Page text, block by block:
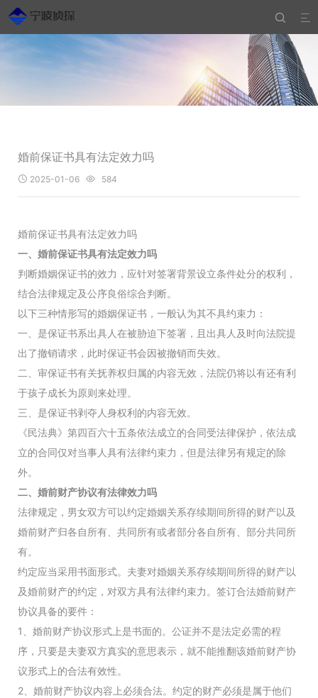


婚前保证书具有法定效力吗
 2025-01-06  584
婚前保证书具有法定效力吗
一、婚前保证书具有法定效力吗
判断婚姻保证书的效力，应针对签署背景设立条件处分的权利，
结合法律规定及公序良俗综合判断。
以下三种情形写的婚姻保证书，一般认为其不具约束力：
一、是保证书系出具人在被胁迫下签署，且出具人及时向法院提
出了撤销请求，此时保证书会因被撤销而失效。
二、审保证书有关抚养权归属的内容无效，法院仍将以有还有利
于孩子成长为原则来处理。
三、是保证书剥夺人身权利的内容无效。
《民法典》第四百六十五条依法成立的合同受法律保护，依法成
立的合同仅对当事人具有法律约束力，但是法律另有规定的除
外。
二、婚前财产协议有法律效力吗
法律规定，男女双方可以约定婚姻关系存续期间所得的财产以及
婚前财产归各自所有、共同所有或者部分各自所有、部分共同所
有。
约定应当采用书面形式。夫妻对婚姻关系存续期间所得的财产以
及婚前财产的约定，对双方具有法律约束力。签订合法婚前财产
协议具备的要件：
1、婚前财产协议形式上是书面的。公证并不是法定必需的程
序，只要是夫妻双方真实的意思表示，就不能推翻该婚前财产协
议形式上的合法有效性。
2、婚前财产协议内容上必须合法。约定的财产必须是属于他们